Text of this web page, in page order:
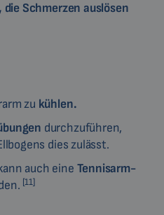
Schmerzen auslösen
zu kühlen.
durchzuführen,
dies zulässt.
auch eine Tennisarm-
[11]